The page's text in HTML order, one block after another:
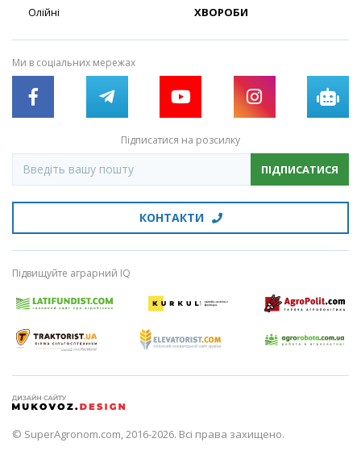
Олійні ХВОРОБИ
Ми в соціальних мережах
Підписатися на розсилку
ПІДПИСАТИСЯ
КОНТАКТИ
Підвищуйте аграрний IQ
© SuperAgronom.com, 2016-2026. Всі права захищено.